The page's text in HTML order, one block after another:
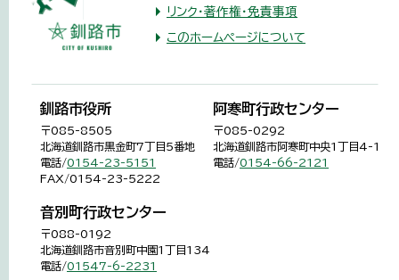
リンク・著作権・免責事項
このホームページについて
釧路市役所
〒085-8505
北海道釧路市黒金町7丁目5番地
電話/0154-23-5151
FAX/0154-23-5222
阿寒町行政センター
〒085-0292
北海道釧路市阿寒町中央1丁目4-1
電話/0154-66-2121
音別町行政センター
〒088-0192
北海道釧路市音別町中園1丁目134
電話/01547-6-2231